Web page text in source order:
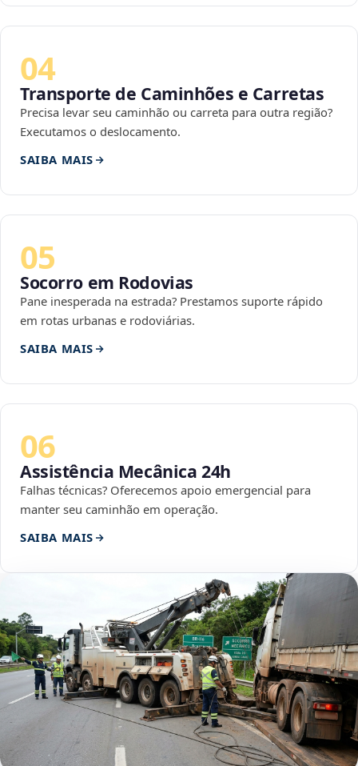
04
Transporte de Caminhões e Carretas
Precisa levar seu caminhão ou carreta para outra região?
Executamos o deslocamento.
SAIBA MAIS
05
Socorro em Rodovias
Pane inesperada na estrada? Prestamos suporte rápido
em rotas urbanas e rodoviárias.
SAIBA MAIS
06
Assistência Mecânica 24h
Falhas técnicas? Oferecemos apoio emergencial para
manter seu caminhão em operação.
SAIBA MAIS